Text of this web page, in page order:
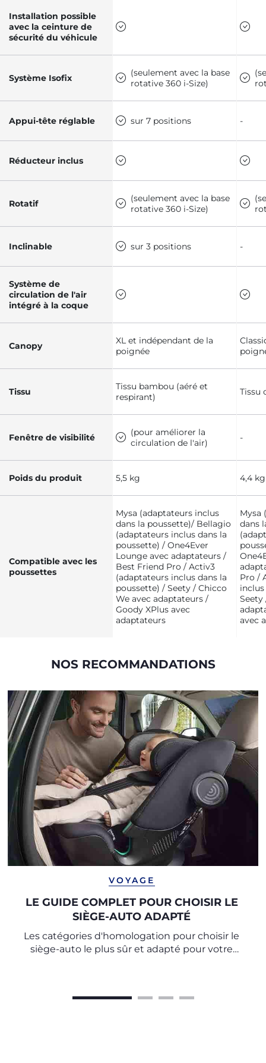
Installation possible
avec la ceinture de
sécurité du véhicule
Système Isofix
(seulement avec la base
rotative 360 i-Size)
Appui-tête réglable sur 7 positions -
Réducteur inclus
Rotatif
(seulement avec la base
rotative 360 i-Size)
Inclinable sur 3 positions -
Système de
circulation de l'air
intégré à la coque
Canopy
XL et indépendant de la
poignée
Tissu
Tissu bambou (aéré et
respirant)
Tissu
Fenêtre de visibilité
(pour améliorer la
circulation de l'air)
-
Poids du produit 5,5 kg 4,4 kg
Compatible avec les
poussettes
Mysa (adaptateurs inclus
dans la poussette)/ Bellagio
(adaptateurs inclus dans la
poussette) / One4Ever
Lounge avec adaptateurs /
Best Friend Pro / Activ3
(adaptateurs inclus dans la
poussette) / Seety / Chicco
We avec adaptateurs /
Goody XPlus avec
adaptateurs
Mysa
dans
Pro /
Seety
avec
NOS RECOMMANDATIONS
VOYAGE
LE GUIDE COMPLET POUR CHOISIR LE
SIÈGE-AUTO ADAPTÉ
Les catégories d'homologation pour choisir le
siège-auto le plus sûr et adapté pour votre